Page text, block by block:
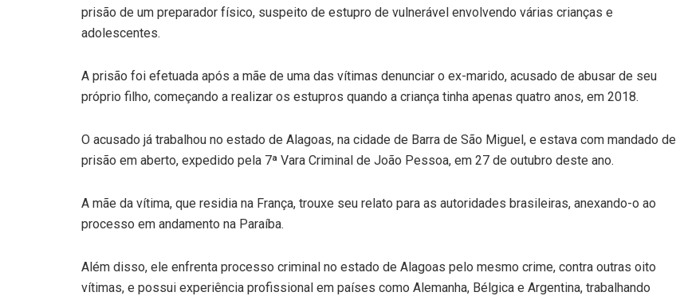
prisão de um preparador físico, suspeito de estupro de vulnerável envolvendo várias crianças e
adolescentes.
A prisão foi efetuada após a mãe de uma das vítimas denunciar o ex-marido, acusado de abusar de seu
próprio filho, começando a realizar os estupros quando a criança tinha apenas quatro anos, em 2018.
O acusado já trabalhou no estado de Alagoas, na cidade de Barra de São Miguel, e estava com mandado de
prisão em aberto, expedido pela 7ª Vara Criminal de João Pessoa, em 27 de outubro deste ano.
A mãe da vítima, que residia na França, trouxe seu relato para as autoridades brasileiras, anexando-o ao
processo em andamento na Paraíba.
Além disso, ele enfrenta processo criminal no estado de Alagoas pelo mesmo crime, contra outras oito
vítimas, e possui experiência profissional em países como Alemanha, Bélgica e Argentina, trabalhando